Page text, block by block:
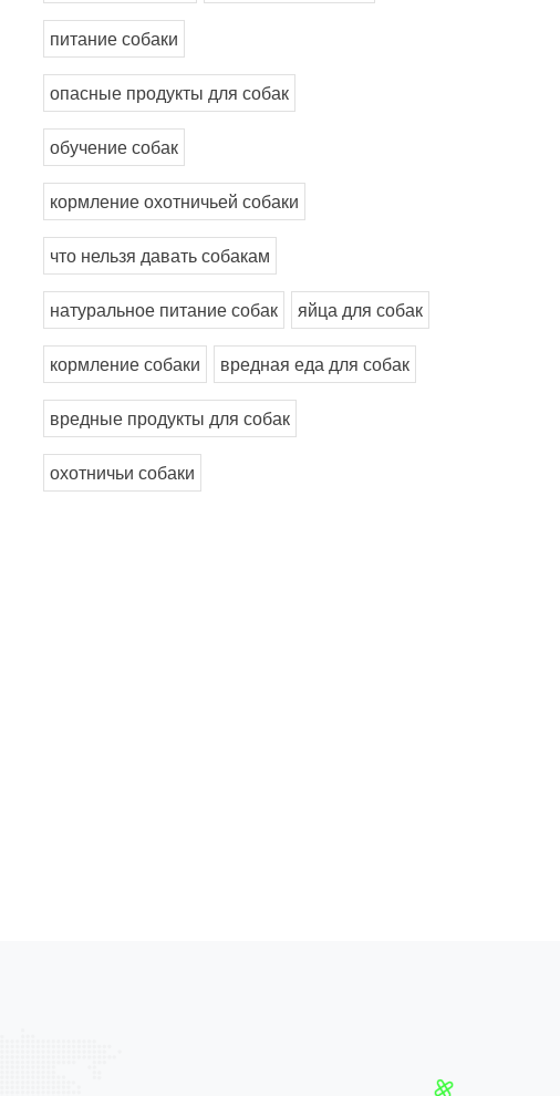
питание собаки
опасные продукты для собак
обучение собак
кормление охотничьей собаки
что нельзя давать собакам
натуральное питание собак яйца для собак
кормление собаки вредная еда для собак
вредные продукты для собак
охотничьи собаки